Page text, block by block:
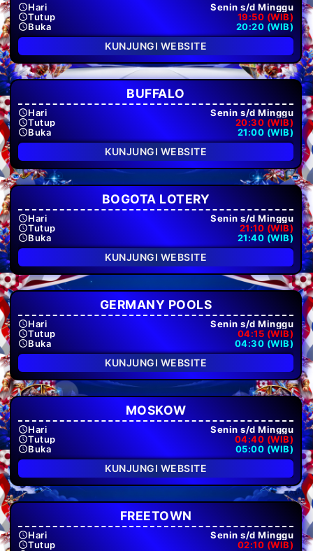
Hari
Senin s/d Minggu
Tutup
19:50 (WIB)
Buka
20:20 (WIB)
KUNJUNGI WEBSITE
BUFFALO
Hari
Senin s/d Minggu
Tutup
20:30 (WIB)
Buka
21:00 (WIB)
KUNJUNGI WEBSITE
BOGOTA LOTERY
Hari
Senin s/d Minggu
Tutup
21:10 (WIB)
Buka
21:40 (WIB)
KUNJUNGI WEBSITE
GERMANY POOLS
Hari
Senin s/d Minggu
Tutup
04:15 (WIB)
Buka
04:30 (WIB)
KUNJUNGI WEBSITE
MOSKOW
Hari
Senin s/d Minggu
Tutup
04:40 (WIB)
Buka
05:00 (WIB)
KUNJUNGI WEBSITE
FREETOWN
Hari
Senin s/d Minggu
Tutup
02:10 (WIB)